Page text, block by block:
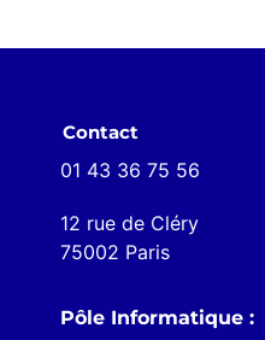
Contact
01 43 36 75 56
12 rue de Cléry
75002 Paris
Pôle Informatique :